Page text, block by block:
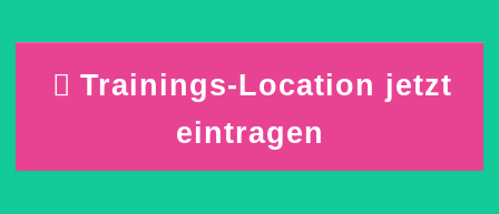
Trainings-Location jetzt
eintragen